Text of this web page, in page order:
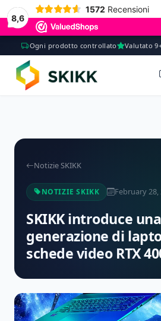
8,6
1572 Recensioni
Ogni prodotto controllato Valutato
Notizie SKIKK
NOTIZIE SKIKK February 28,
SKIKK introduce
generazione di
schede video RTX